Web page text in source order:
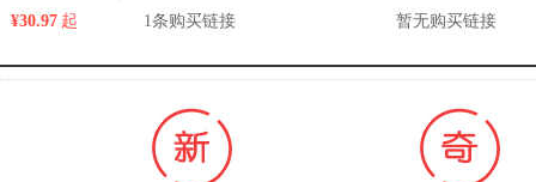
¥30.97 起 1条购买链接 暂无购买链接